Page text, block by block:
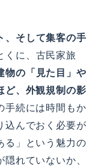
、そして集客の手
くに、古民家旅
物の「見た目」や
ど、外観規制の影
手続には時間もか
込んでおく必要が
る」という魅力の
れていないか、